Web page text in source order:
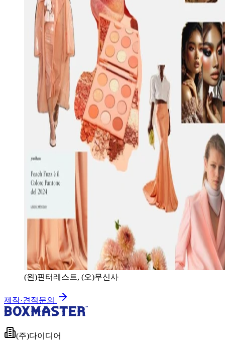
(왼)핀터레스트, (오)무신사
제작·견적문의
(주)다이디어